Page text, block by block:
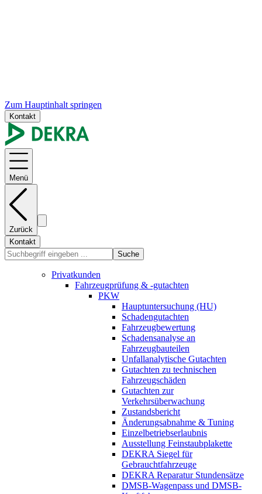
Zum Hauptinhalt springen
Kontakt
Menü
Zurück
Kontakt
Suche
Privatkunden
Fahrzeugprüfung & -gutachten
PKW
Hauptuntersuchung (HU)
Schadengutachten
Fahrzeugbewertung
Schadensanalyse an
Fahrzeugbauteilen
Unfallanalytische Gutachten
Gutachten zu technischen
Fahrzeugschäden
Gutachten zur
Verkehrsüberwachung
Zustandsbericht
Änderungsabnahme & Tuning
Einzelbetriebserlaubnis
Ausstellung Feinstaubplakette
DEKRA Siegel für
Gebrauchtfahrzeuge
DEKRA Reparatur Stundensätze
DMSB-Wagenpass und DMSB-